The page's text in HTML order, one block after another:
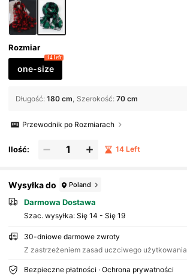
Rozmiar
one-size
14 left
Długość: 180 cm Szerokość: 70 cm
Przewodnik po Rozmiarach
Ilość: 14 Left
Wysyłka do Poland
Darmowa Dostawa
Szac. wysyłka: Się 14 - Się 19
30-dniowe darmowe zwroty
Z zastrzeżeniem zasad uczciwego użytkowania
Bezpieczne płatności · Ochrona prywatności